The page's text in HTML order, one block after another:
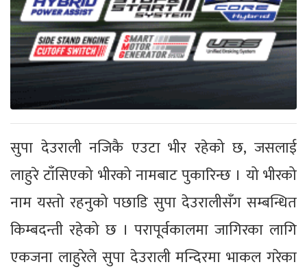
सुपा देउराली नजिकै एउटा भीर रहेको छ, जसलाई
लाहुरे टाँसिएको भीरको नामबाट पुकारिन्छ । यो भीरको
नाम यस्तो रहनुको पछाडि सुपा देउरालीसँग सम्बन्धित
किम्बदन्ती रहेको छ । परापूर्वकालमा जागिरका लागि
एकजना लाहुरेले सुपा देउराली मन्दिरमा भाकल गरेका